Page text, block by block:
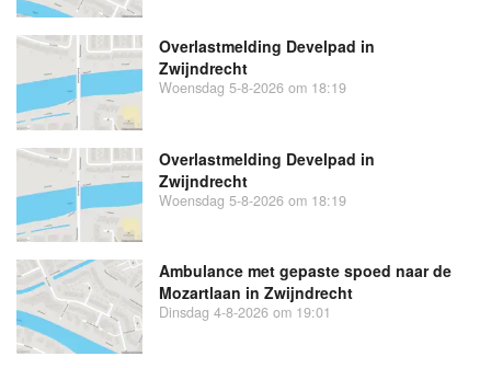
Overlastmelding Develpad in
Zwijndrecht
Woensdag 5-8-2026 om 18:19
Overlastmelding Develpad in
Zwijndrecht
Woensdag 5-8-2026 om 18:19
Ambulance met gepaste spoed naar de
Mozartlaan in Zwijndrecht
Dinsdag 4-8-2026 om 19:01